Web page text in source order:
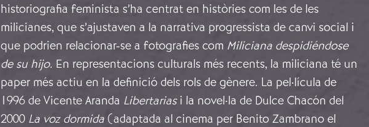
historiografia feminista s’ha centrat en històries com les de les
milicianes, que s’ajustaven a la narrativa progressista de canvi social i
que podrien relacionar-se a fotografies com Miliciana despidiéndose
de su hijo. En representacions culturals més recents, la miliciana té un
paper més actiu en la definició dels rols de gènere. La pel·lícula de
1996 de Vicente Aranda Libertariasi la novel·la de Dulce Chacón del
2000 La voz dormida (adaptada al cinema per Benito Zambrano el